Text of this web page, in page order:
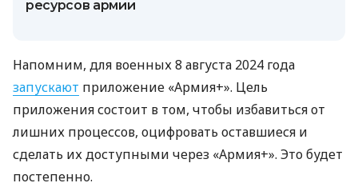
ресурсов армии
Напомним, для военных 8 августа 2024 года
запускают приложение «Армия+». Цель
приложения состоит в том, чтобы избавиться от
лишних процессов, оцифровать оставшиеся и
сделать их доступными через «Армия+». Это будет
постепенно.